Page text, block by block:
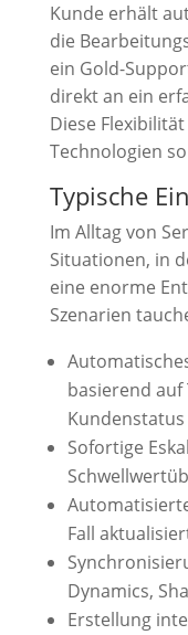
Kunde erhält
die
ein Gold-
direkt an ein
Diese
Technologien
Typische
Im Alltag von
Situationen, in
eine enorme
Szenarien
basierend auf
Kundenstatus
Sofortige
Fall
Dynamics,
Erstellung